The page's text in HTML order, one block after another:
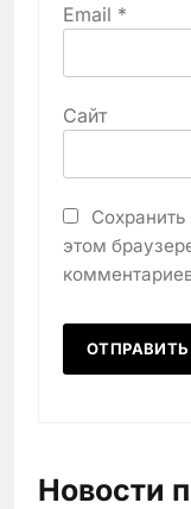
Email *
Сайт
этом
Новости